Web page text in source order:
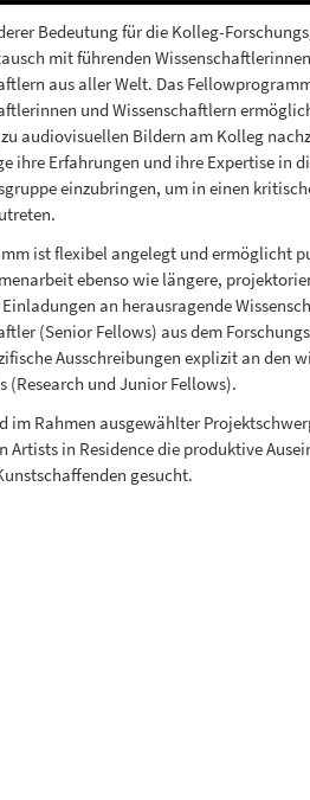
Bedeutung für die Kolleg-
mit führenden
aus aller Welt. Das
und Wissenschaftlern
audiovisuellen Bildern am Kolleg
ihre Erfahrungen und ihre Expertise in
einzubringen, um in einen
ist flexibel angelegt und ermöglicht
ebenso wie längere,
Einladungen an herausragende
(Senior Fellows) aus dem
Ausschreibungen explizit an den
(Research und Junior Fellows).
im Rahmen ausgewählter
Artists in Residence die produktive
gesucht.